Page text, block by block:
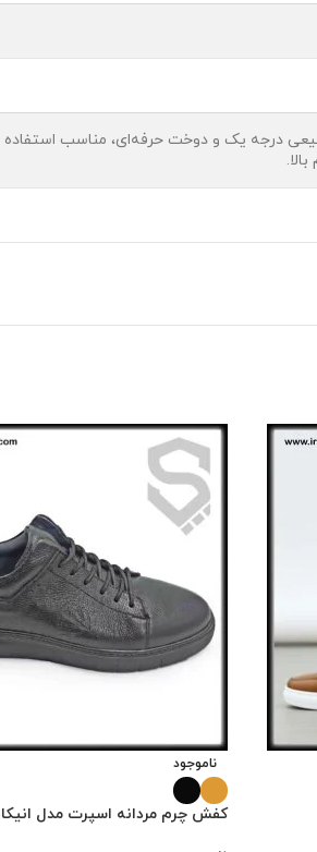
درجه یک و دوخت حرفه‌ای، مناسب
ناموجود
کفش چرم مردانه اسپرت مدل